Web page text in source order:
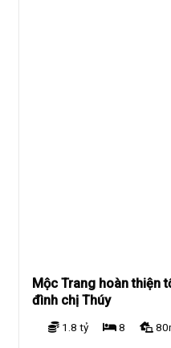
Mộc Trang hoàn thiện
đình chị Thúy
1.8 tỷ 8